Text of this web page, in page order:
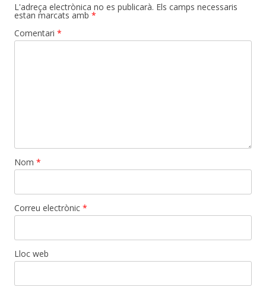
L'adreça electrònica no es publicarà. Els camps necessaris
estan marcats amb *
Comentari *
Nom *
Correu electrònic *
Lloc web